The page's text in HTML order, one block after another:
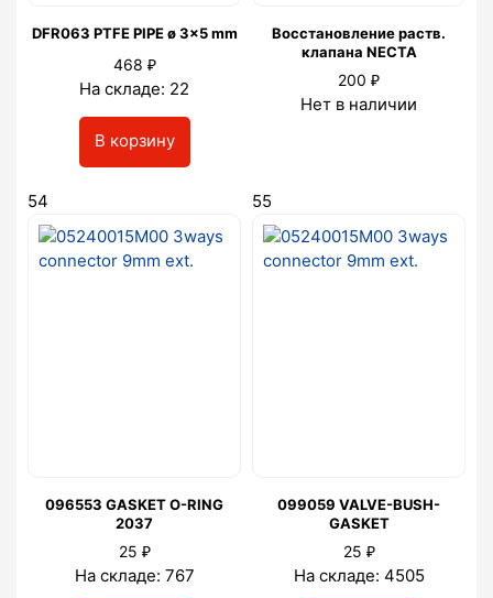
DFR063 PTFE PIPE ø 3x5 mm
468 ₽
На складе: 22
В корзину
Восстановление раств.
клапана NECTA
200 ₽
Нет в наличии
54
096553 GASKET O-RING
2037
25 ₽
На складе: 767
55
099059 VALVE-BUSH-
GASKET
25 ₽
На складе: 4505